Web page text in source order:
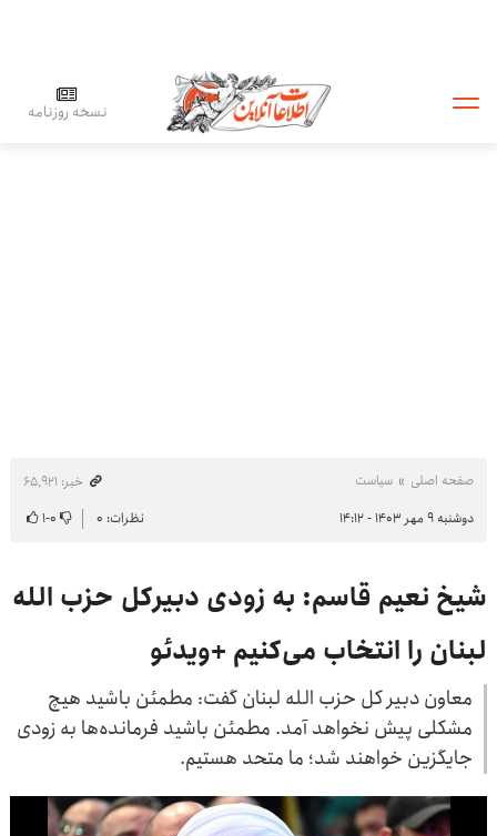
نسخه روزنامه
صفحه اصلی سیاست
خبر: ۶۵٬۹۲۱
دوشنبه ۹ مهر ۱۴۰۳ - ۱۴:۱۲
نظرات: ۰ ۰-۱
شیخ نعیم قاسم: به زودی دبیرکل حزب الله
لبنان را انتخاب می‌کنیم +ویدئو
معاون دبیر کل حزب الله لبنان گفت: مطمئن باشید هیچ
مشکلی پیش نخواهد آمد. مطمئن باشید فرمانده‌ها به زودی
جایگزین خواهند شد؛ ما متحد هستیم.